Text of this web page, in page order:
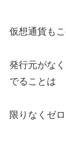
仮想通貨もこ
発行元がな
でることは
限りなくゼ